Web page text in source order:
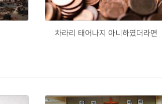
차라리 태어나지 아니하였더라면